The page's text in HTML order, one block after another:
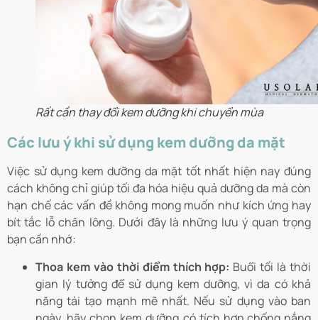
Rất cần thay đổi kem dưỡng khi chuyển mùa
Các lưu ý khi sử dụng kem dưỡng da mặt
Việc sử dụng kem dưỡng da mặt tốt nhất hiện nay đúng
cách không chỉ giúp tối đa hóa hiệu quả dưỡng da mà còn
hạn chế các vấn đề không mong muốn như kích ứng hay
bít tắc lỗ chân lông. Dưới đây là những lưu ý quan trọng
bạn cần nhớ:
Thoa kem vào thời điểm thích hợp: Buổi tối là thời
gian lý tưởng để sử dụng kem dưỡng, vì da có khả
năng tái tạo mạnh mẽ nhất. Nếu sử dụng vào ban